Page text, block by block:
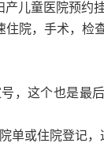
儿童医院预约
住院，手术，检
，这个也是最
单或住院登记，